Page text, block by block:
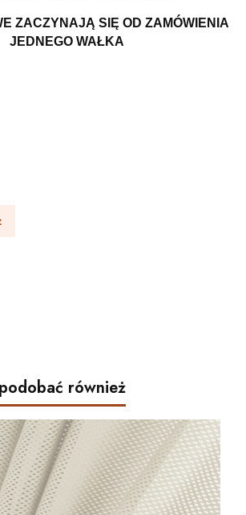
ZACZYNAJĄ SIĘ OD ZAMÓWIENIA
JEDNEGO WAŁKA
również